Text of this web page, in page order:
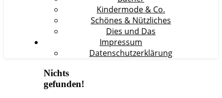
Kindermode & Co.
Schönes & Nützliches
Dies und Das
Impressum
Datenschutzerklärung
Nichts
gefunden!